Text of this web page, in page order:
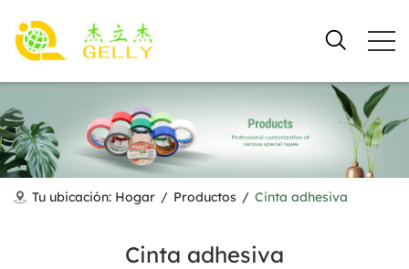
Tu ubicación: Hogar / Productos / Cinta adhesiva
Cinta adhesiva